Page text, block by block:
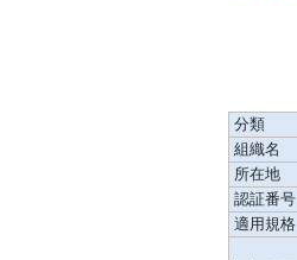
分類
組織名
所在地
認証番号
適用規格